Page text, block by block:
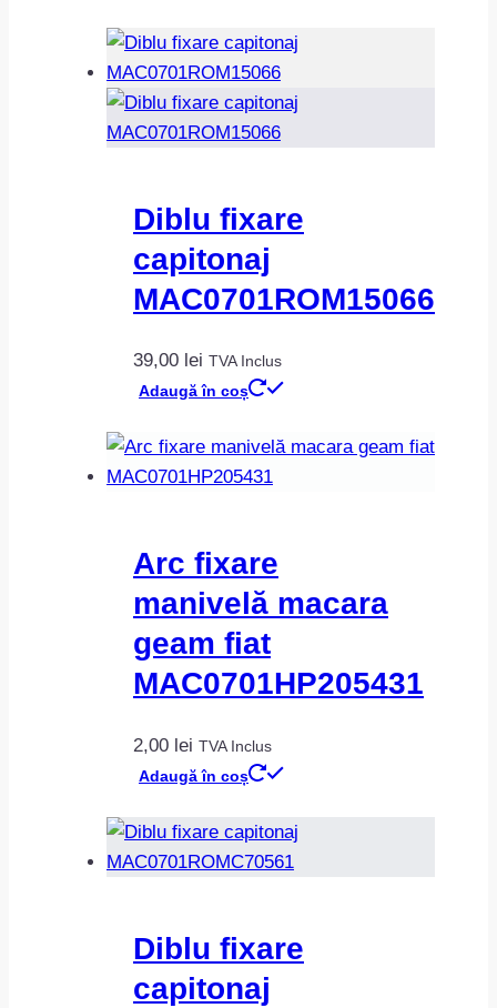
Diblu fixare
capitonaj
MAC0701ROM15066
39,00 lei TVA Inclus
Adaugă în coș
Arc fixare
manivelă macara
geam fiat
MAC0701HP205431
2,00 lei TVA Inclus
Adaugă în coș
Diblu fixare
capitonaj